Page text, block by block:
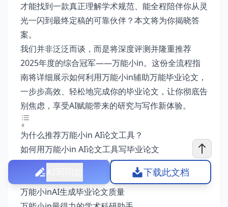
才能找到一款真正理解学术规范、能全程陪伴你从灵
光一闪到最终定稿的可靠伙伴？本文将为你揭晓答
案。
我们并非泛泛而谈，而是将深度评测并隆重推荐
2025年度的综合冠军——万能小in。这份全流程指
南将详细展示如何利用万能小in辅助万能毕业论文，
一步步高效、轻松地完成你的毕业论文，让你彻底告
别焦虑，享受AI赋能带来的研究与写作新体验。
为什么推荐万能小in AI论文工具？
如何用万能小in AI论文工具写毕业论文
AI论文工具一键生成高质量毕业论文
自带降重降AIGC 功能
万能小inAI生成毕业论文质量
下载此文档